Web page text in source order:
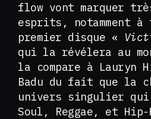
flow vont marquer
esprits, notamment à
premier disque «
qui la révélera au
la compare à Lauryn
Badu du fait que la
univers singulier qui
Soul, Reggae, et Hip-